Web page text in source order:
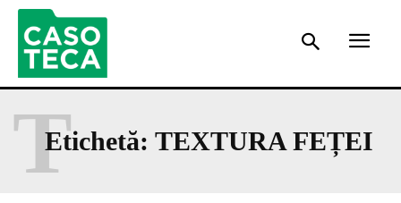
Etichetă: TEXTURA FEȚEI
T